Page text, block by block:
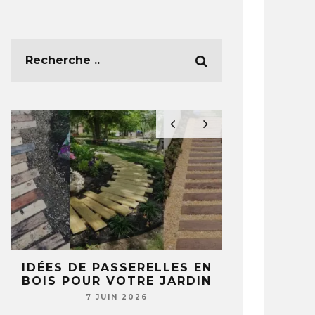
IDÉES DE PASSERELLES EN
BOIS POUR VOTRE JARDIN
7 JUIN 2026